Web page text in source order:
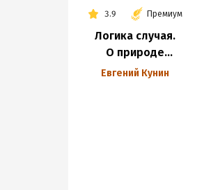
3.9 Премиум
Логика случая.
О природе
и происхождении
Евгений Кунин